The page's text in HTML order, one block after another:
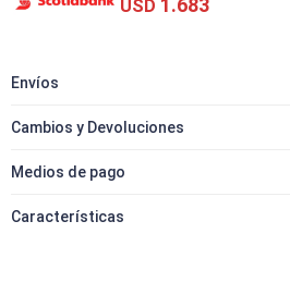
USD 1.683
Envíos
Cambios y Devoluciones
Medios de pago
Características